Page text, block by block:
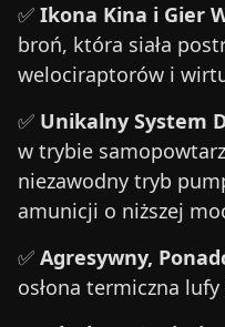
✅ Ikona Kina i Gier
broń, która siała
welociraptorów i
✅ Unikalny System
w trybie
niezawodny tryb
amunicji o niższej
✅ Agresywny,
osłona termiczna